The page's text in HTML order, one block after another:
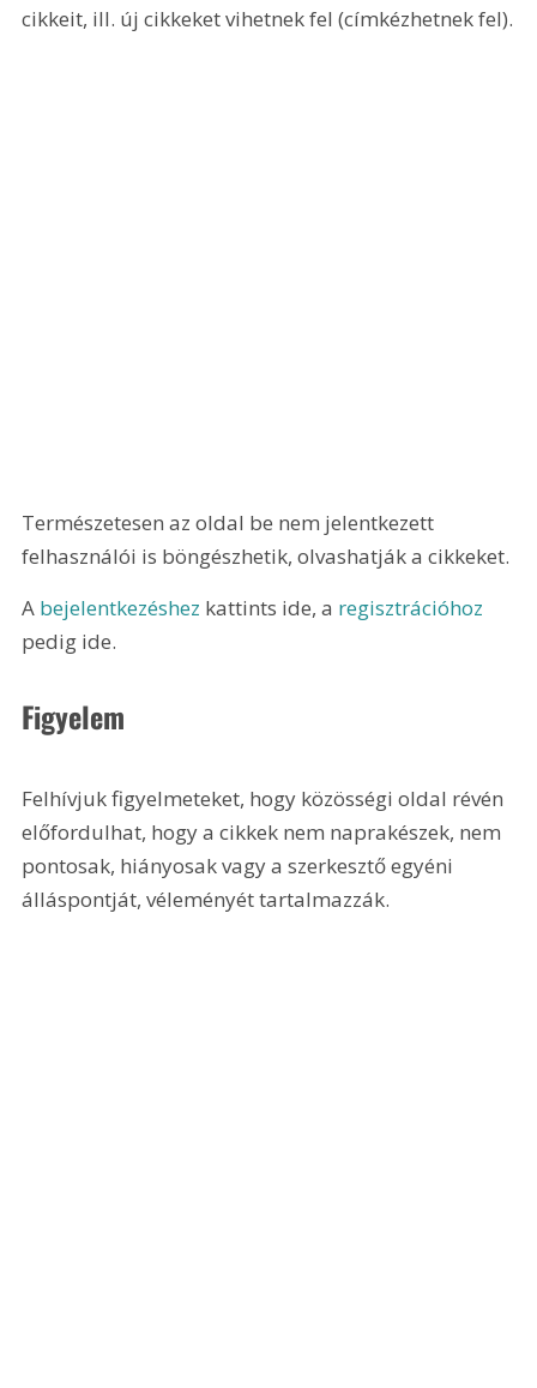
cikkeit, ill. új cikkeket vihetnek fel (címkézhetnek fel).
Természetesen az oldal be nem jelentkezett
felhasználói is böngészhetik, olvashatják a cikkeket.
A bejelentkezéshez kattints ide, a regisztrációhoz
pedig ide.
Figyelem
Felhívjuk figyelmeteket, hogy közösségi oldal révén
előfordulhat, hogy a cikkek nem naprakészek, nem
pontosak, hiányosak vagy a szerkesztő egyéni
álláspontját, véleményét tartalmazzák.